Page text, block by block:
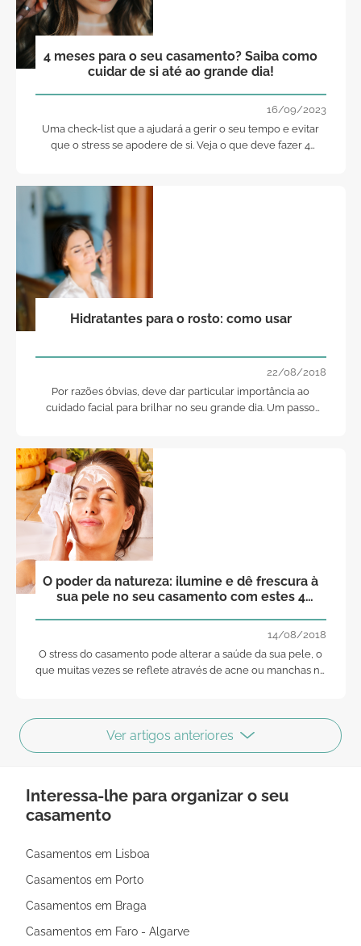
4 meses para o seu casamento? Saiba como
cuidar de si até ao grande dia!
16/09/2023
Uma check-list que a ajudará a gerir o seu tempo e evitar
que o stress se apodere de si. Veja o que deve fazer 4
Hidratantes para o rosto: como usar
22/08/2018
Por razões óbvias, deve dar particular importância ao
cuidado facial para brilhar no seu grande dia. Um passo
O poder da natureza: ilumine e dê frescura à
sua pele no seu casamento com estes 4
14/08/2018
O stress do casamento pode alterar a saúde da sua pele, o
que muitas vezes se reflete através de acne ou manchas no
e deixando a sua pele incrivelmente fresca.
Ver artigos anteriores
Interessa-lhe para organizar o seu
casamento
Casamentos em Lisboa
Casamentos em Porto
Casamentos em Braga
Casamentos em Faro - Algarve